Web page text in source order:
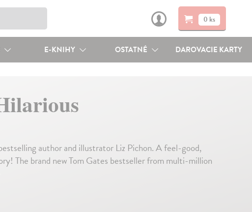
0 ks
E-KNIHY OSTATNÉ DAROVACIE KARTY
author and illustrator Liz Pichon. A feel-good,
The brand new Tom Gates bestseller from multi-million